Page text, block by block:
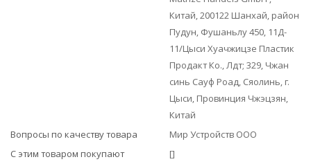
Китай, 200122 Шанхай, район
Пудун, Фушаньлу 450, 11Д-
11/Цыси Хуачжицзе Пластик
Продакт Ко., Лдт; 329, Чжан
синь Сауф Роад, Сяолинь, г.
Цыси, Провинция Чжэцзян,
Китай
Вопросы по качеству товара
Мир Устройств ООО
С этим товаром покупают
[]